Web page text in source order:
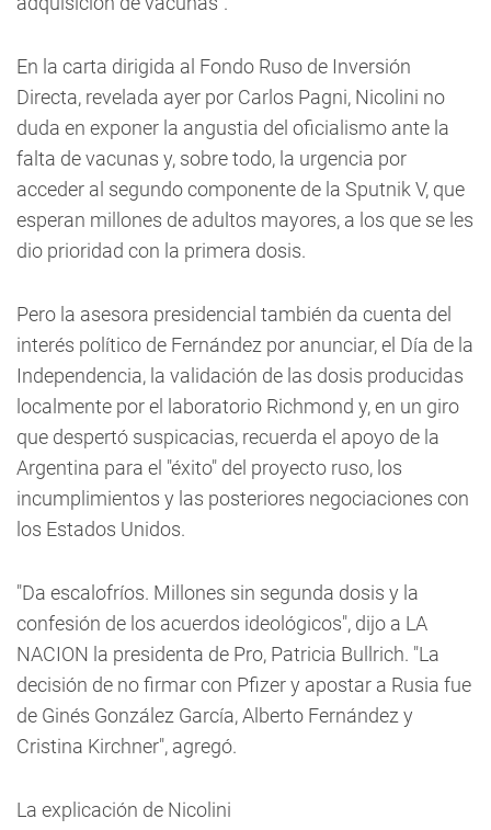
En la carta dirigida al Fondo Ruso de Inversión
Directa, revelada ayer por Carlos Pagni, Nicolini no
duda en exponer la angustia del oficialismo ante la
falta de vacunas y, sobre todo, la urgencia por
acceder al segundo componente de la Sputnik V, que
esperan millones de adultos mayores, a los que se les
dio prioridad con la primera dosis.
Pero la asesora presidencial también da cuenta del
interés político de Fernández por anunciar, el Día de la
Independencia, la validación de las dosis producidas
localmente por el laboratorio Richmond y, en un giro
que despertó suspicacias, recuerda el apoyo de la
Argentina para el "éxito" del proyecto ruso, los
incumplimientos y las posteriores negociaciones con
los Estados Unidos.
"Da escalofríos. Millones sin segunda dosis y la
confesión de los acuerdos ideológicos", dijo a LA
NACION la presidenta de Pro, Patricia Bullrich. "La
decisión de no firmar con Pfizer y apostar a Rusia fue
de Ginés González García, Alberto Fernández y
Cristina Kirchner", agregó.
La explicación de Nicolini